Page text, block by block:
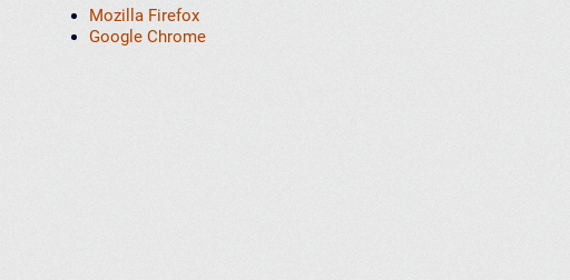
Mozilla Firefox
Google Chrome